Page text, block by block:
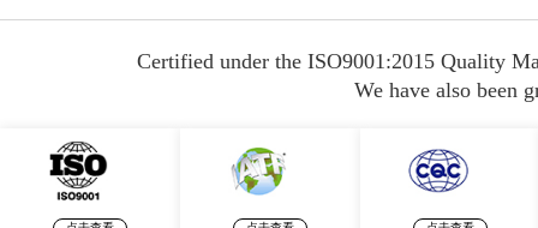
Certified under the ISO9001:2015 Quality
We have also been